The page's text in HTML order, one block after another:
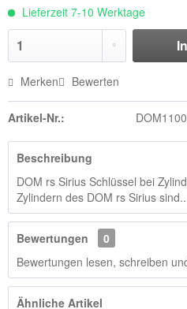
Lieferzeit 7-10 Werktage
Merken Bewerten
Artikel-Nr.:
Beschreibung
DOM rs Sirius Schlüssel bei
Zylindern des DOM rs Sirius
Bewertungen
0
Bewertungen lesen, schreiben
Ähnliche Artikel